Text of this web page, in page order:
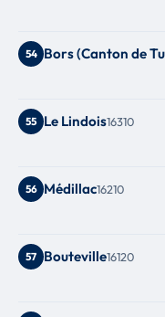
54 Bors (Canton de
55 Le Lindois16310
56 Médillac16210
57 Bouteville16120